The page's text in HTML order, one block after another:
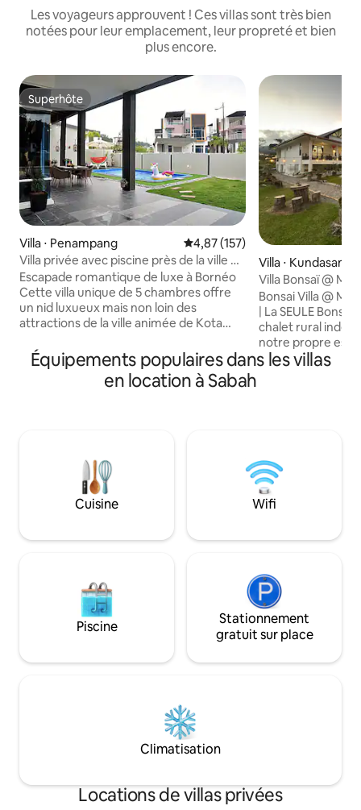
Les voyageurs approuvent ! Ces villas sont très bien
notées pour leur emplacement, leur propreté et bien
plus encore.
Superhôte
Superhôte
Villa ⋅ Penampang Évaluation moyenne sur la
4,87 (157)
Villa privée avec piscine près de la ville de
Kota Kinabalu
Escapade romantique de luxe à Bornéo
Cette villa unique de 5 chambres offre
un nid luxueux mais non loin des
attractions de la ville animée de Kota
souhaitant un espace privé pour se
détendre et encore à proximité de tout
ce qui se passe dans les magasins et
vous.Vous évader du festival de la ville., ｡
C'est une maison de vacances qui
convient à la famille, grande ou famille et
amis qui rêvent de séjourner dans une
minutes du centre-ville et à moins de
l'expérience de notre environnement de
vie et de notre culture Sabahan
ensemble !Venez nous rendre visite, s'il
vous plaît.SELAMat Datang et bienvenue
Villa ⋅ Kundasang
Villa Bonsaï @
Bonsai Villa @
| La SEULE Bonsai Villa @ Mesilou est un
chalet rural
notre propre espace sans le partager
avec d'autres personnes.
bain, gel douche
fournis. Vous
barbecue ou
ustensiles sont fournis. Venez
Équipements populaires dans les villas
en location à Sabah
Cuisine Wifi
Piscine
Stationnement
gratuit sur place
Climatisation
Locations de villas privées